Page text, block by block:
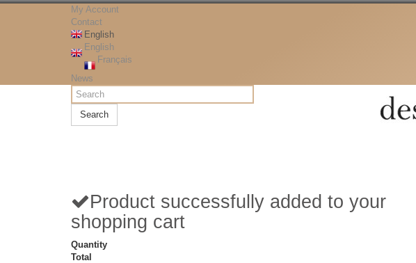
My Account
Contact
English
English
Français
News
Search
Product successfully added to your
shopping cart
Quantity
Total